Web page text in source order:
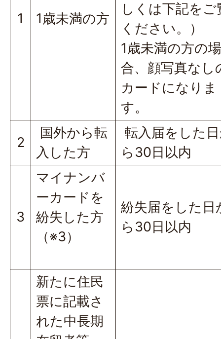
1 1歳未満の方
しくは下記をご
ください。）
1歳未満の方の場
合、顔写真なし
カードになりま
す。
2
国外から転
入した方
転入届をした
ら30日以内
3
マイナンバ
ーカードを
紛失した方
（※3）
紛失届をした日
ら30日以内
新たに住民
票に記載さ
れた中長期